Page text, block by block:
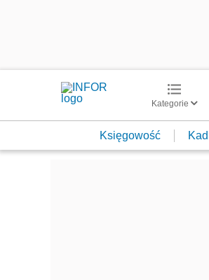
Kategorie
Księgowość